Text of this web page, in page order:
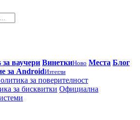
ваучери ВинеткиНово Места Блог
за AndroidИзтегли
за поверителност
за бисквитки Официална